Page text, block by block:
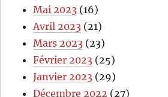
Mai 2023 (16)
Avril 2023 (21)
Mars 2023 (23)
Février 2023 (25)
Janvier 2023 (29)
Décembre 2022 (27)